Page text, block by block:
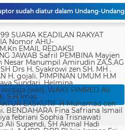
sudah diatur dalam Undang-Undang
Polda Metro Jaya Gelar Seminar Hukum Bahas Perluasan Objek Praperadilan dalam KUHAP Baru
warga China buronan pemerintah
di ruangan Kepala Kanim Jaksel
Kondisi Makam Pahlawan Nasional Iman Bonjol Dikeluhkan, Masyarakat Harap Pemerintah Segera Lakukan Pembenahan
KAPOLDA JABAR TINJAU LAHAN PENANAMAN BIBIT BAWANG PUTIH DI CIATER, DUKUNG PROGRAM KETAHANAN PANGAN NASIONAL
jenis kelamin dan bahasa, serta tidak merendahkan martabat orang lemah, miskin, sakit, cacat jiwa, atau cacat jasmani. Media siber memiliki kewenangan mutlak untuk mengedit atau menghapus Isi Buatan Pengguna yang bertentangan dengan butir (c). Media siber wajib menyediakan mekanisme pengaduan Isi Buatan Pengguna yang dinilai melanggar ketentuan pada butir (c). Mekanisme tersebut harus disediakan di tempat yang dengan mudah dapat diakses pengguna. Media siber wajib menyunting, menghapus, dan melakukan tindakan koreksi setiap Isi Buatan Pengguna yang dilaporkan dan melanggar ketentuan butir (c), sesegera mungkin secara proporsional selambat-lambatnya 2 x 24 jam setelah pengaduan diterima. Media siber yang telah memenuhi ketentuan pada butir (a), (b), (c), dan (f) tidak dibebani tanggung jawab atas masalah yang ditimbulkan akibat pemuatan isi yang melanggar ketentuan pada butir (c). Media siber bertanggung jawab atas Isi Buatan Pengguna yang dilaporkan bila tidak mengambil tindakan koreksi setelah batas waktu sebagaimana tersebut pada butir (f). 4. Ralat, Koreksi, dan Hak Jawab Ralat, koreksi, dan hak jawab mengacu pada Undang-Undang Pers, Kode Etik Jurnalistik, dan Pedoman Hak Jawab yang ditetapkan Dewan Pers. Ralat, koreksi dan atau hak jawab wajib ditautkan pada berita yang diralat, dikoreksi atau yang diberi hak jawab. Di setiap berita ralat, koreksi, dan hak jawab wajib dicantumkan waktu pemuatan ralat, koreksi, dan atau hak jawab tersebut. Bila suatu berita media siber tertentu disebarluaskan media siber lain, maka: Tanggung jawab media siber pembuat berita terbatas pada berita yang dipublikasikan di media siber tersebut atau media siber yang berada di bawah otoritas teknisnya; Koreksi berita yang dilakukan oleh sebuah media siber, juga harus dilakukan oleh media siber lain yang mengutip berita dari media siber yang dikoreksi itu; Media yang menyebarluaskan berita dari sebuah media siber dan tidak melakukan koreksi atas berita sesuai yang dilakukan oleh media siber pemilik dan atau pembuat berita tersebut, bertanggung jawab penuh atas semua akibat hukum dari berita yang tidak dikoreksinya itu. Sesuai dengan Undang-Undang Pers, media siber yang tidak melayani hak jawab dapat dijatuhi sanksi hukum pidana denda paling banyak Rp500.000.000 (Lima ratus juta rupiah). 5. Pencabutan Berita Berita yang sudah dipublikasikan tidak dapat dicabut karena alasan penyensoran dari pihak luar redaksi, kecuali terkait masalah SARA, kesusilaan, masa depan anak, pengalaman traumatik korban atau berdasarkan pertimbangan khusus lain yang ditetapkan Dewan Pers. Media siber lain wajib mengikuti pencabutan kutipan berita dari media asal yang telah dicabut. Pencabutan berita wajib disertai dengan alasan pencabutan dan diumumkan kepada publik. 6. Iklan Media siber wajib membedakan dengan tegas antara produk berita dan iklan. Setiap berita/artikel/isi yang merupakan iklan dan atau isi berbayar wajib mencantumkan keterangan ”advertorial”, ”iklan”, ”ads”, ”spons